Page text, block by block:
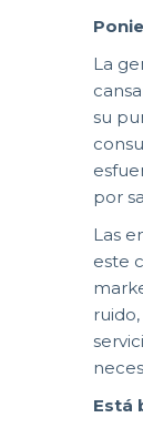
La
su
por
Las
este
Está